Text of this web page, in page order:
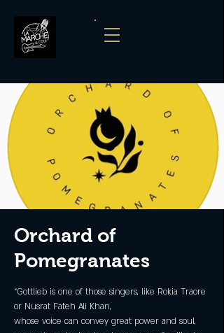
Orchard of
Pomegranates
“Gottlieb is one of those singers, like Rokia Traore
or Nusrat Fateh Ali Khan,
whose voice can convey great power and soul,